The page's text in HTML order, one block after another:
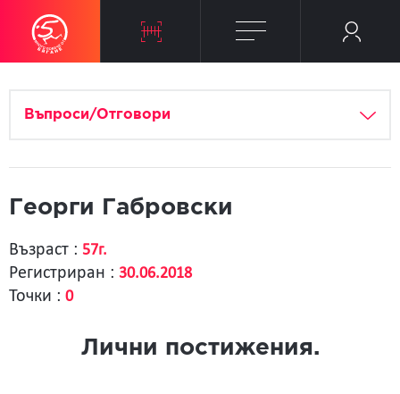
Въпроси/Отговори
Георги Габровски
Възраст : 57г.
Регистриран : 30.06.2018
Точки : 0
Лични постижения.